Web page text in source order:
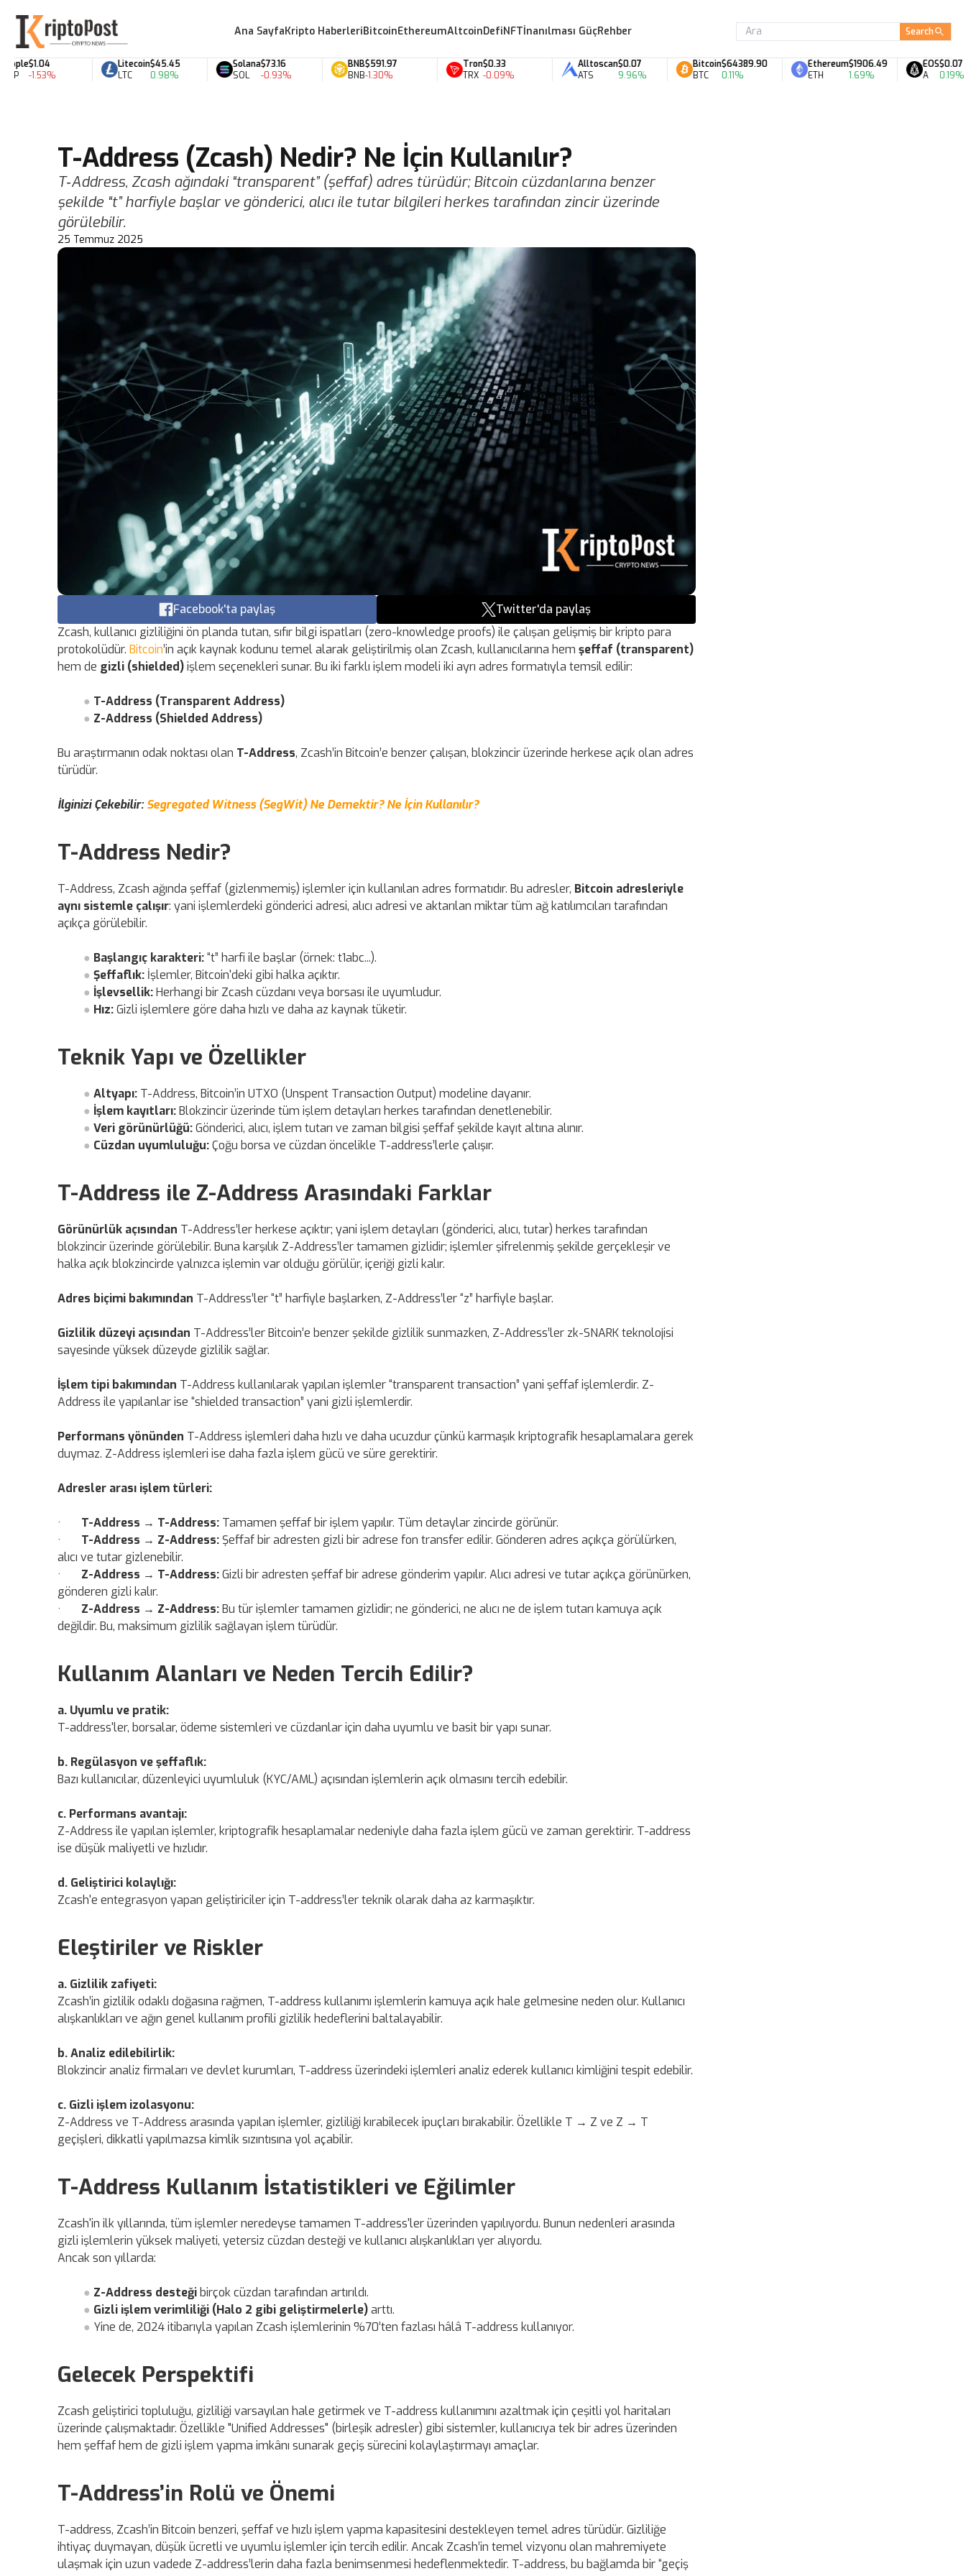
Ana SayfaKripto HaberleriBitcoinEthereumAltcoinDefiNFTİnanılması GüçRehber Search
Litecoin$45.45
0.98%
Solana$73.16
-0.93%
$591.97
-1.30%
$0.33
-0.09%
Alltoscan$0.07
9.96%
Bitcoin$64389.90
0.11%
Ethereum$1906.49
1.69%
EOS
$0.07
0.19%
T-Address (Zcash) Nedir? Ne İçin Kullanılır?
T‑Address, Zcash ağındaki “transparent” (şeffaf) adres türüdür; Bitcoin cüzdanlarına benzer
şekilde “t” harfiyle başlar ve gönderici, alıcı ile tutar bilgileri herkes tarafından zincir üzerinde
görülebilir.
25 Temmuz 2025
Facebook'ta paylaş
Twitter'da paylaş
Zcash, kullanıcı gizliliğini ön planda tutan, sıfır bilgi ispatları (zero-knowledge proofs) ile çalışan gelişmiş bir kripto para
protokolüdür. Bitcoin’in açık kaynak kodunu temel alarak geliştirilmiş olan Zcash, kullanıcılarına hem şeffaf (transparent)
hem de gizli (shielded)işlem seçenekleri sunar. Bu iki farklı işlem modeli iki ayrı adres formatıyla temsil edilir:
T-Address (Transparent Address)
Z-Address (Shielded Address)
Bu araştırmanın odak noktası olan T-Address, Zcash’in Bitcoin’e benzer çalışan, blokzincir üzerinde herkese açık olan adres
türüdür.
İlginizi Çekebilir:Segregated Witness (SegWit) Ne Demektir? Ne İçin Kullanılır?
T-Address Nedir?
T-Address, Zcash ağında şeffaf (gizlenmemiş) işlemler için kullanılan adres formatıdır. Bu adresler, Bitcoin adresleriyle
aynı sistemle çalışır: yani işlemlerdeki gönderici adresi, alıcı adresi ve aktarılan miktar tüm ağ katılımcıları tarafından
açıkça görülebilir.
Başlangıç karakteri:“t” harfi ile başlar (örnek: t1abc...).
Şeffaflık:İşlemler, Bitcoin'deki gibi halka açıktır.
İşlevsellik:Herhangi bir Zcash cüzdanı veya borsası ile uyumludur.
Hız:Gizli işlemlere göre daha hızlı ve daha az kaynak tüketir.
Teknik Yapı ve Özellikler
Altyapı:T-Address, Bitcoin’in UTXO (Unspent Transaction Output) modeline dayanır.
İşlem kayıtları:Blokzincir üzerinde tüm işlem detayları herkes tarafından denetlenebilir.
Veri görünürlüğü:Gönderici, alıcı, işlem tutarı ve zaman bilgisi şeffaf şekilde kayıt altına alınır.
Cüzdan uyumluluğu:Çoğu borsa ve cüzdan öncelikle T-address’lerle çalışır.
T-Address ile Z-Address Arasındaki Farklar
Görünürlük açısından T-Address’ler herkese açıktır; yani işlem detayları (gönderici, alıcı, tutar) herkes tarafından
blokzincir üzerinde görülebilir. Buna karşılık Z-Address’ler tamamen gizlidir; işlemler şifrelenmiş şekilde gerçekleşir ve
halka açık blokzincirde yalnızca işlemin var olduğu görülür, içeriği gizli kalır.
Adres biçimi bakımından T-Address’ler “t” harfiyle başlarken, Z-Address’ler “z” harfiyle başlar.
Gizlilik düzeyi açısından T-Address’ler Bitcoin’e benzer şekilde gizlilik sunmazken, Z-Address’ler zk-SNARK teknolojisi
sayesinde yüksek düzeyde gizlilik sağlar.
İşlem tipi bakımından T-Address kullanılarak yapılan işlemler “transparent transaction” yani şeffaf işlemlerdir. Z-
Address ile yapılanlar ise “shielded transaction” yani gizli işlemlerdir.
Performans yönünden T-Address işlemleri daha hızlı ve daha ucuzdur çünkü karmaşık kriptografik hesaplamalara gerek
duymaz. Z-Address işlemleri ise daha fazla işlem gücü ve süre gerektirir.
Adresler arası işlem türleri:
· T-Address → T-Address: Tamamen şeffaf bir işlem yapılır. Tüm detaylar zincirde görünür.
· T-Address → Z-Address: Şeffaf bir adresten gizli bir adrese fon transfer edilir. Gönderen adres açıkça görülürken,
alıcı ve tutar gizlenebilir.
· Z-Address → T-Address:Gizli bir adresten şeffaf bir adrese gönderim yapılır. Alıcı adresi ve tutar açıkça görünürken,
gönderen gizli kalır.
· Z-Address → Z-Address:Bu tür işlemler tamamen gizlidir; ne gönderici, ne alıcı ne de işlem tutarı kamuya açık
değildir. Bu, maksimum gizlilik sağlayan işlem türüdür.
Kullanım Alanları ve Neden Tercih Edilir?
a. Uyumlu ve pratik:
T-address'ler, borsalar, ödeme sistemleri ve cüzdanlar için daha uyumlu ve basit bir yapı sunar.
b. Regülasyon ve şeffaflık:
Bazı kullanıcılar, düzenleyici uyumluluk (KYC/AML) açısından işlemlerin açık olmasını tercih edebilir.
c. Performans avantajı:
Z-Address ile yapılan işlemler, kriptografik hesaplamalar nedeniyle daha fazla işlem gücü ve zaman gerektirir. T-address
ise düşük maliyetli ve hızlıdır.
d. Geliştirici kolaylığı:
Zcash'e entegrasyon yapan geliştiriciler için T-address’ler teknik olarak daha az karmaşıktır.
Eleştiriler ve Riskler
a. Gizlilik zafiyeti:
Zcash’in gizlilik odaklı doğasına rağmen, T-address kullanımı işlemlerin kamuya açık hale gelmesine neden olur. Kullanıcı
alışkanlıkları ve ağın genel kullanım profili gizlilik hedeflerini baltalayabilir.
b. Analiz edilebilirlik:
Blokzincir analiz firmaları ve devlet kurumları, T-address üzerindeki işlemleri analiz ederek kullanıcı kimliğini tespit edebilir.
c. Gizli işlem izolasyonu:
Z-Address ve T-Address arasında yapılan işlemler, gizliliği kırabilecek ipuçları bırakabilir. Özellikle T → Z ve Z → T
geçişleri, dikkatli yapılmazsa kimlik sızıntısına yol açabilir.
T-Address Kullanım İstatistikleri ve Eğilimler
Zcash'in ilk yıllarında, tüm işlemler neredeyse tamamen T-address'ler üzerinden yapılıyordu. Bunun nedenleri arasında
gizli işlemlerin yüksek maliyeti, yetersiz cüzdan desteği ve kullanıcı alışkanlıkları yer alıyordu.
Ancak son yıllarda:
Z-Address desteğibirçok cüzdan tarafından artırıldı.
Gizli işlem verimliliği (Halo 2 gibi geliştirmelerle)arttı.
Yine de, 2024 itibarıyla yapılan Zcash işlemlerinin %70’ten fazlası hâlâ T-address kullanıyor.
Gelecek Perspektifi
Zcash geliştirici topluluğu, gizliliği varsayılan hale getirmek ve T-address kullanımını azaltmak için çeşitli yol haritaları
üzerinde çalışmaktadır. Özellikle "Unified Addresses" (birleşik adresler) gibi sistemler, kullanıcıya tek bir adres üzerinden
hem şeffaf hem de gizli işlem yapma imkânı sunarak geçiş sürecini kolaylaştırmayı amaçlar.
T-Address’in Rolü ve Önemi
T-address, Zcash’in Bitcoin benzeri, şeffaf ve hızlı işlem yapma kapasitesini destekleyen temel adres türüdür. Gizliliğe
ihtiyaç duymayan, düşük ücretli ve uyumlu işlemler için tercih edilir. Ancak Zcash’in temel vizyonu olan mahremiyete
ulaşmak için uzun vadede Z-address’lerin daha fazla benimsenmesi hedeflenmektedir. T-address, bu bağlamda bir “geçiş